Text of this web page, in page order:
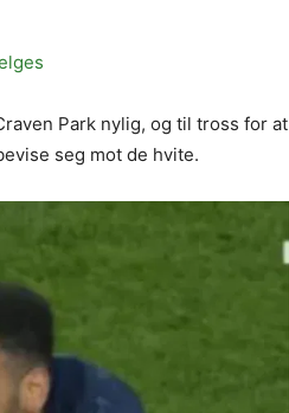
Park nylig, og til tross for at
seg mot de hvite.